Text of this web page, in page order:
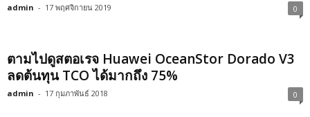
admin - 17 พฤศจิกายน 2019 0
ตามไปดูสตอเรจ Huawei OceanStor Dorado V3
ลดต้นทุน TCO ได้มากถึง 75%
admin - 17 กุมภาพันธ์ 2018 0